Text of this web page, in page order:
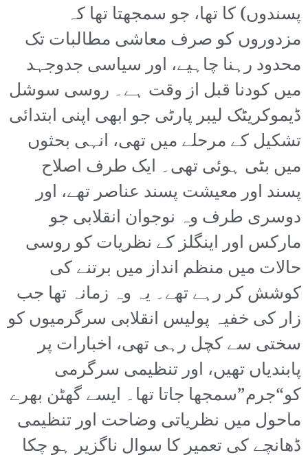
پسندوں) کا تھا، جو سمجھتا تھا کہ
مزدوروں کو صرف معاشی مطالبات تک
محدود رہنا چاہیے، اور سیاسی جدوجہد
میں کودنا قبل از وقت ہے۔ روسی سوشل
ڈیموکریٹک لیبر پارٹی جو ابھی اپنی ابتدائی
تشکیل کے مرحلے میں تھی، انہی بحثوں
میں بٹی ہوئی تھی۔ ایک طرف اصلاح
پسند اور معیشت پسند عناصر تھے، اور
دوسری طرف وہ نوجوان انقلابی جو
مارکس اور اینگلز کے نظریات کو روسی
حالات میں منظم انداز میں برتنے کی
کوشش کر رہے تھے۔ یہ وہ زمانہ تھا جب
زار کی خفیہ پولیس انقلابی سرگرمیوں کو
سختی سے کچل رہی تھی، اخبارات پر
پابندیاں تھیں، اور تنظیمی سرگرمی
کو“جرم”سمجھا جاتا تھا۔ ایسے گھٹن بھرے
ماحول میں نظریاتی وضاحت اور تنظیمی
ڈھانچے کی تعمیر کا سوال ناگزیر ہو چکا